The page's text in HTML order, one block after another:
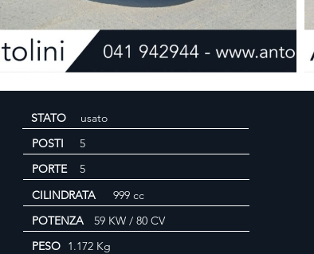
STATO
usato
POSTI
5
PORTE
5
CILINDRATA
999 cc
POTENZA
59 KW / 80 CV
PESO 1.172 Kg